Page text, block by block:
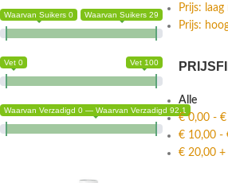
Waarvan Suikers 0 Waarvan Suikers 29
Vet 0 Vet 100
Waarvan Verzadigd 0 — Waarvan Verzadigd 92.1
Prijs:
Prijs:
Alle
€0,00 - €
€ 10,00 -
€ 20,00 +